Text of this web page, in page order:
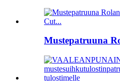
Mustepatruuna